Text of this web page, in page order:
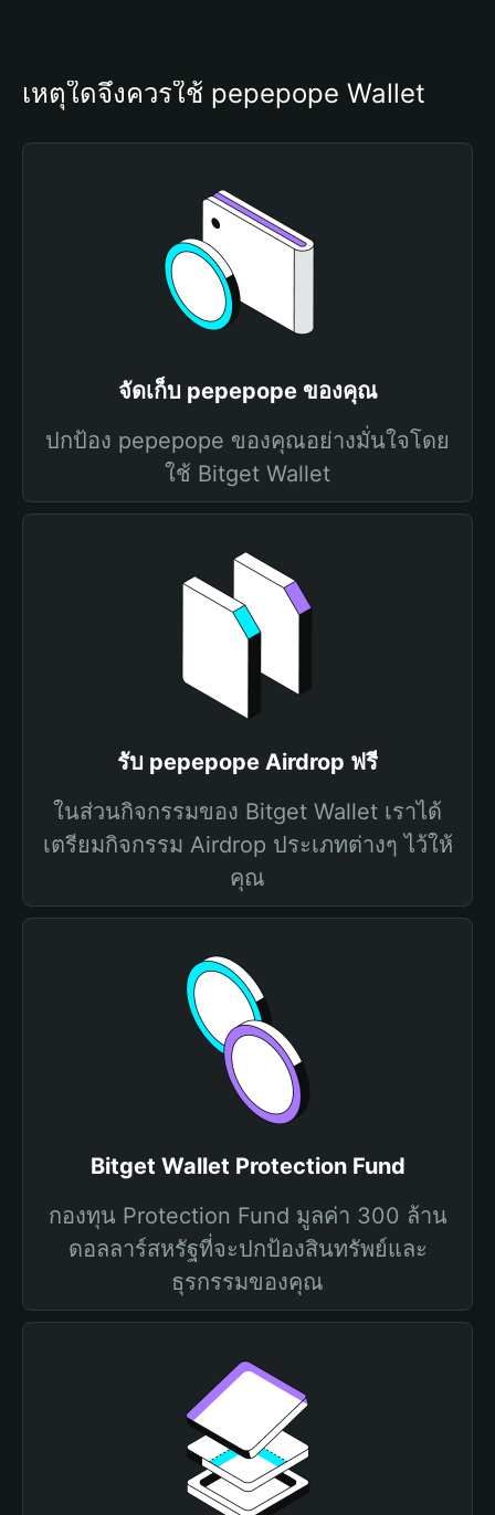
เหตุใดจึงควรใช้ pepepope Wallet
จัดเก็บ pepepope ของคุณ
ปกป้อง pepepope ของคุณอย่างมั่นใจโดย
ใช้ Bitget Wallet
รับ pepepope Airdrop ฟรี
ในส่วนกิจกรรมของ Bitget Wallet เราได้
เตรียมกิจกรรม Airdrop ประเภทต่างๆ ไว้ให้
คุณ
Bitget Wallet Protection Fund
กองทุน Protection Fund มูลค่า 300 ล้าน
ดอลลาร์สหรัฐที่จะปกป้องสินทรัพย์และ
ธุรกรรมของคุณ